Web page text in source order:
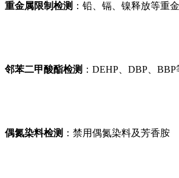
重金属限制检测 ：铅、镉、镍释放等重
邻苯二甲酸酯检测 ：DEHP、DBP、
偶氮染料检测 ：禁用偶氮染料及芳香胺